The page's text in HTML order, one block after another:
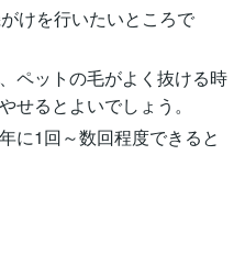
けを行いたいところで
ペットの毛がよく抜ける時
せるとよいでしょう。
に1回～数回程度できると